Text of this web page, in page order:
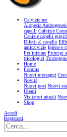
Calvizie.net
Alopecia
capelli Calvizie
Canizie capelli grigi/
Difetti al capello
anticalvizie Igiene e
Per iniziare Principi
tricologici
Home
Forums
Nuovi messaggi
Novità
Nuovi post Nuovi
Utenti
Visitatori attuali
Shop
Accedi
Registrati